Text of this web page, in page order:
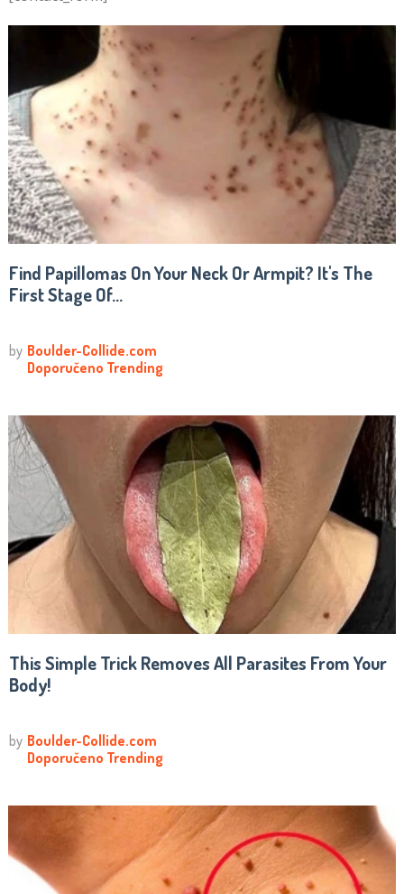
Find Papillomas On Your Neck Or Armpit? It's The
First Stage Of...
This Simple Trick Removes All Parasites From Your
Body!